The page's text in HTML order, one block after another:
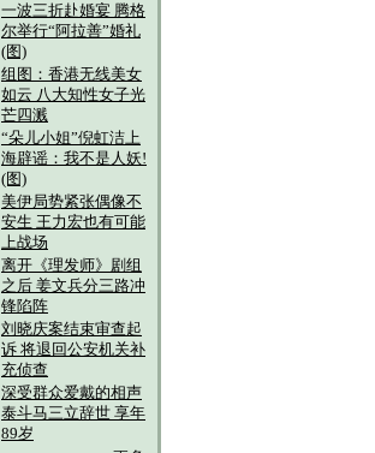
一波三折赴婚宴 腾格
尔举行“阿拉善”婚礼
(图)
组图：香港无线美女
如云 八大知性女子光
芒四溅
“朵儿小姐”倪虹洁上
海辟谣：我不是人妖!
(图)
美伊局势紧张偶像不
安生 王力宏也有可能
上战场
离开《理发师》剧组
之后 姜文兵分三路冲
锋陷阵
刘晓庆案结束审查起
诉 将退回公安机关补
充侦查
深受群众爱戴的相声
泰斗马三立辞世 享年
89岁